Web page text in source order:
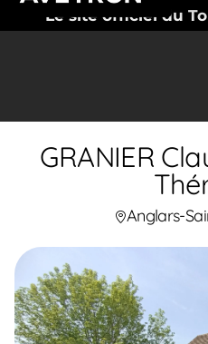
Le site officiel du
GRANIER
Anglars-